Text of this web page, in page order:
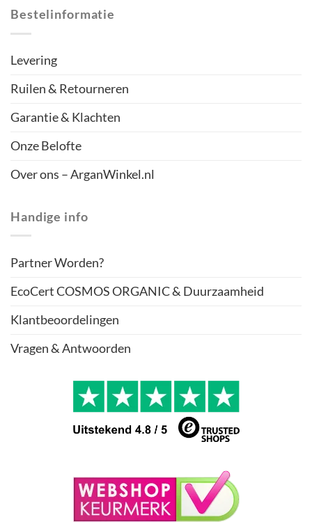
Bestelinformatie
Levering
Ruilen & Retourneren
Garantie & Klachten
Onze Belofte
Over ons – ArganWinkel.nl
Handige info
Partner Worden?
EcoCert COSMOS ORGANIC & Duurzaamheid
Klantbeoordelingen
Vragen & Antwoorden